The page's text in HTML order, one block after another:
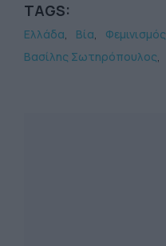
TAGS:
Ελλάδα Βία Φεμινισμός
Βασίλης Σωτηρόπουλος